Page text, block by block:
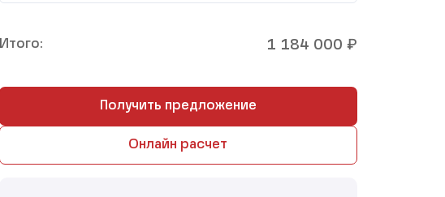
Итого: 1 184 000 ₽
Получить предложение
Онлайн расчет